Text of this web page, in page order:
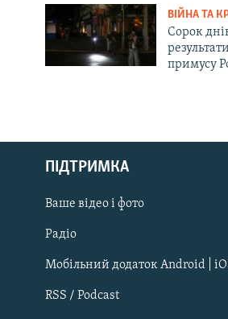
Русский
Qırımtatar
ДОЛУЧАЙСЯ!
ВІЙНА ТА
Сорок
примусу
ПІДТРИМКА
Ваше відео і фото
Радіо
Мобільний додаток Android |
RSS / Podcast